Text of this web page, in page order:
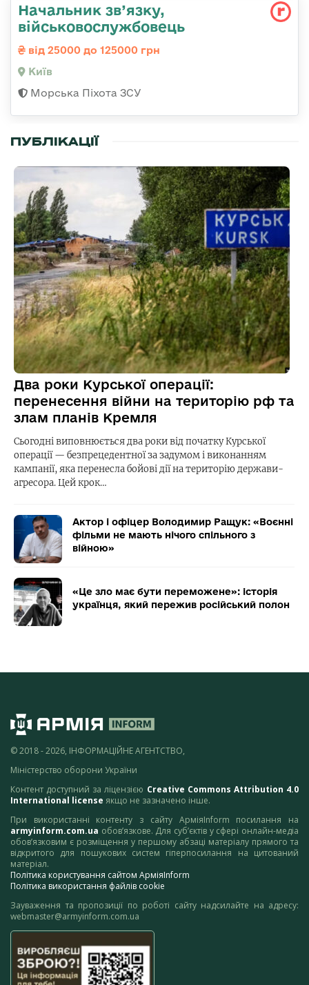
Начальник зв’язку,
військовослужбовець
від 25000 до 125000 грн
Київ
Морська Піхота ЗСУ
ПУБЛІКАЦІЇ
Два роки Курської операції:
перенесення війни на територію рф та
злам планів Кремля
Сьогодні виповнюється два роки від початку Курської
операції — безпрецедентної за задумом і виконанням
кампанії, яка перенесла бойові дії на територію держави-
агресора. Цей крок…
Актор і офіцер Володимир Ращук: «Воєнні
фільми не мають нічого спільного з
війною»
«Це зло має бути переможене»: історія
українця, який пережив російський полон
© 2018 - 2026, ІНФОРМАЦІЙНЕ АГЕНТСТВО,
Міністерство оборони України
Контент доступний за ліцензією Creative Commons Attribution 4.0
International license якщо не зазначено інше.
При використанні контенту з сайту АрміяInform посилання на
armyinform.com.ua обов’язкове. Для суб’єктів у сфері онлайн-медіа
обов’язковим є розміщення у першому абзаці матеріалу прямого та
відкритого для пошукових систем гіперпосилання на цитований
матеріал.
Політика користування сайтом АрміяInform
Політика використання файлів cookie
Зауваження та пропозиції по роботі сайту надсилайте на адресу:
webmaster@armyinform.com.ua